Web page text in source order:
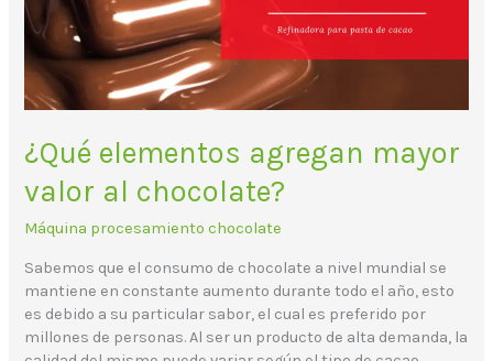
¿Qué elementos agregan mayor
valor al chocolate?
Máquina procesamiento chocolate
Sabemos que el consumo de chocolate a nivel mundial se
mantiene en constante aumento durante todo el año, esto
es debido a su particular sabor, el cual es preferido por
millones de personas. Al ser un producto de alta demanda, la
chocolate?